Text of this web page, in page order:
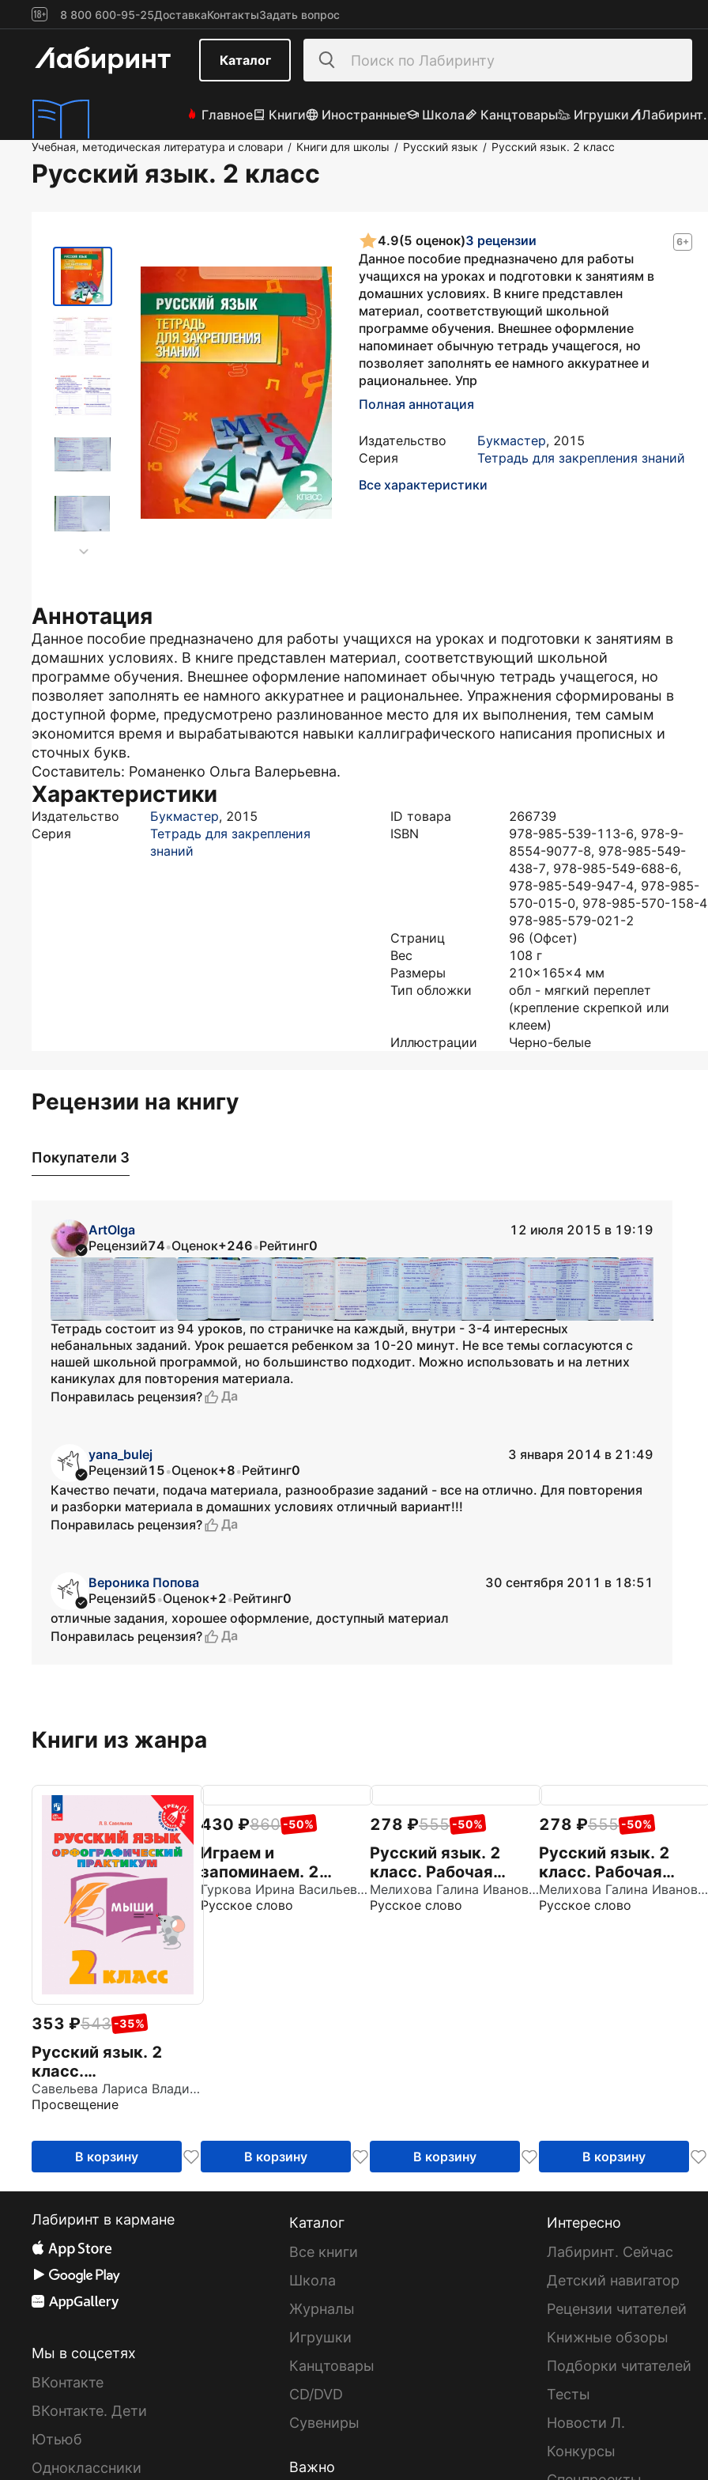
8 800 600-95-25ДоставкаКонтактыЗадать вопрос
Каталог
Главное Книги Иностранные Школа Канцтовары Игрушки
Учебная, методическая литература и словари / Книги для школы / Русский язык / Русский язык. 2 класс
Русский язык. 2 класс
6+
4.9(5 оценок)3 рецензии
Данное пособие предназначено для работы
учащихся на уроках и подготовки к занятиям в
домашних условиях. В книге представлен
материал, соответствующий школьной
программе обучения. Внешнее оформление
напоминает обычную тетрадь учащегося, но
позволяет заполнять ее намного аккуратнее и
рациональнее. Упр
Полная аннотация
Издательство Букмастер, 2015
Серия
Тетрадь для закрепления знаний
Все характеристики
Аннотация
Данное пособие предназначено для работы учащихся на уроках и подготовки к занятиям в
домашних условиях. В книге представлен материал, соответствующий школьной
программе обучения. Внешнее оформление напоминает обычную тетрадь учащегося, но
позволяет заполнять ее намного аккуратнее и рациональнее. Упражнения сформированы в
доступной форме, предусмотрено разлинованное место для их выполнения, тем самым
экономится время и вырабатываются навыки каллиграфического написания прописных и
сточных букв.
Составитель: Романенко Ольга Валерьевна.
Характеристики
Издательство Букмастер, 2015
Серия
Тетрадь для закрепления
знаний
ID товара
266739
ISBN
978-985-539-113-6, 978-9-
8554-9077-8, 978-985-549-
438-7, 978-985-549-688-6,
978-985-549-947-4, 978-985-
570-015-0, 978-985-570-158-
978-985-579-021-2
Страниц
96 (Офсет)
Вес
108 г
Размеры
210x165x4 мм
Тип обложки
обл - мягкий переплет
(крепление скрепкой или
клеем)
Иллюстрации
Черно-белые
Рецензии на книгу
Покупатели 3
ArtOlga
12 июля 2015 в 19:19
Рецензий74•Оценок+246•Рейтинг0
Тетрадь состоит из 94 уроков, по страничке на каждый, внутри - 3-4 интересных
небанальных заданий. Урок решается ребенком за 10-20 минут. Не все темы согласуются с
нашей школьной программой, но большинство подходит. Можно использовать и на летних
каникулах для повторения материала.
Понравилась рецензия?
Да
yana_bulej
3 января 2014 в 21:49
Рецензий15•Оценок+8•Рейтинг0
Качество печати, подача материала, разнообразие заданий - все на отлично. Для повторения
и разборки материала в домашних условиях отличный вариант!!!
Понравилась рецензия?
Да
Вероника Попова
30 сентября 2011 в 18:51
Рецензий5•Оценок+2•Рейтинг0
отличные задания, хорошее оформление, доступный материал
Понравилась рецензия?
Да
Книги из жанра
353 543 -35%
Русский язык. 2
класс.
Орфографический
практикум
Савельева Лариса Владимировна
Просвещение
В корзину
430 860 -50%
Играем и
запоминаем. 2
класс. Тренажёр по
русскому языку
Гуркова Ирина Васильевна
Русское слово
В корзину
278 555 -50%
Русский язык. 2
класс. Рабочая
тетрадь. В 2-х
частях. Часть 2
Мелихова Галина Ивановна
Русское слово
В корзину
278 555 -50%
Русский язык. 2
класс. Рабочая
тетрадь. В 2-х
частях. Часть 1
Мелихова Галина Ивановна
Русское слово
В корзину
Лабиринт в кармане
Мы в соцсетях
ВКонтакте
ВКонтакте. Дети
Ютьюб
Одноклассники
Каталог
Все книги
Школа
Журналы
Игрушки
Канцтовары
CD/DVD
Сувениры
Важно
Интересно
Лабиринт. Сейчас
Детский навигатор
Рецензии читателей
Книжные обзоры
Подборки читателей
Тесты
Новости Л.
Конкурсы